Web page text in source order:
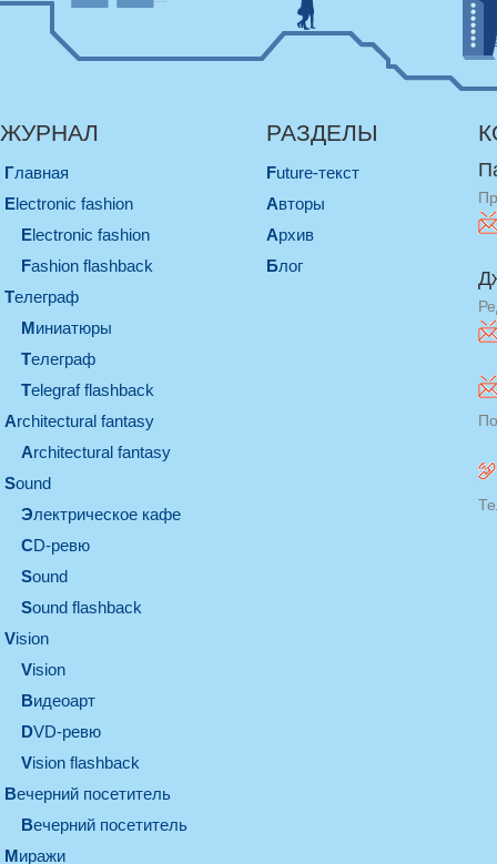
ЖУРНАЛ
Главная
electronic fashion
electronic fashion
Fashion flashback
телеграф
миниатюры
телеграф
Telegraf flashback
architectural fantasy
architectural fantasy
sound
электрическое кафе
CD-ревю
sound
Sound flashback
vision
vision
видеоарт
DVD-ревю
Vision flashback
вечерний посетитель
вечерний посетитель
миражи
РАЗДЕЛЫ
Future-текст
Авторы
Архив
Блог